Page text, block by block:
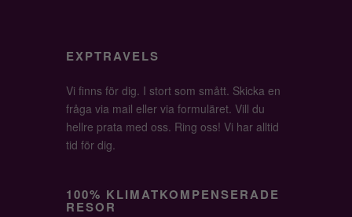
EXPTRAVELS
Vi finns för dig. I stort som smått. Skicka en
fråga via mail eller via formuläret. Vill du
hellre prata med oss. Ring oss! Vi har alltid
tid för dig.
100% KLIMATKOMPENSERADE
RESOR